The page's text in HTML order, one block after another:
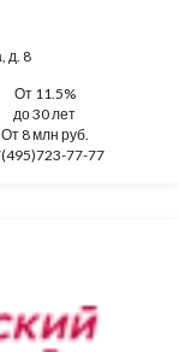
д. 8
От 11.5%
до 30 лет
От 8 млн руб.
77-77